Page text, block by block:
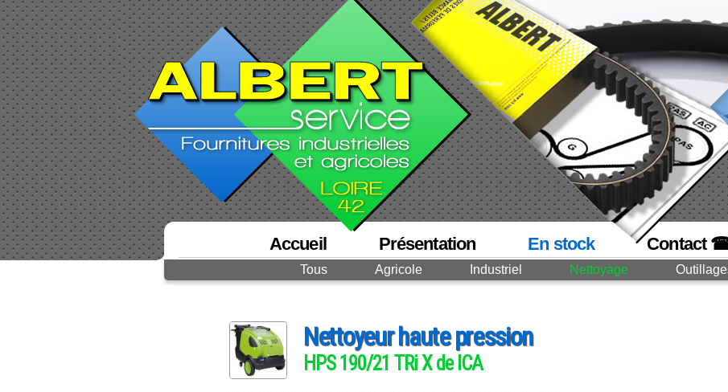
Accueil Présentation En stock
Tous Agricole Industriel Nettoyage
Contact ☎
Nettoyeur haute pression
HPS 190/21 TRi X de ICA